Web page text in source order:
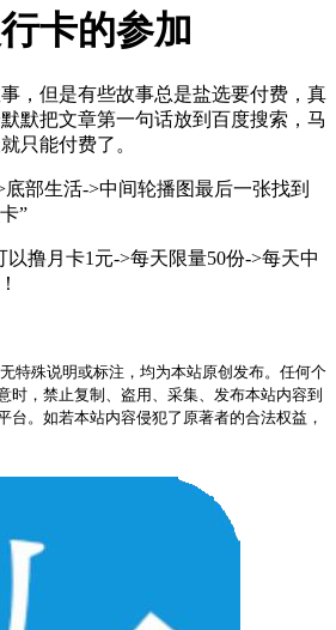
卡的参加
，但是有些故事总是盐选要付费，真
默把文章第一句话放到百度搜索，马
只能付费了。
部生活->中间轮播图最后一张找到
”
撸月卡1元->每天限量50份->每天中
特殊说明或标注，均为本站原创发布。任何个
时，禁止复制、盗用、采集、发布本站内容到
台。如若本站内容侵犯了原著者的合法权益，